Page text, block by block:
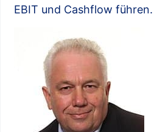
EBIT und Cashflow führen.